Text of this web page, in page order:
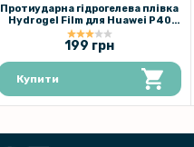
Протиударна гідрогелева плівка
Hydrogel Film для Huawei P40
lite, Transparent
199 грн
Купити